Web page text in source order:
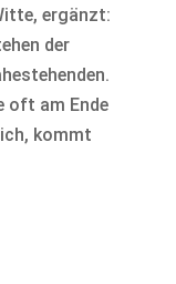
ergänzt:
der
oft am Ende
kommt